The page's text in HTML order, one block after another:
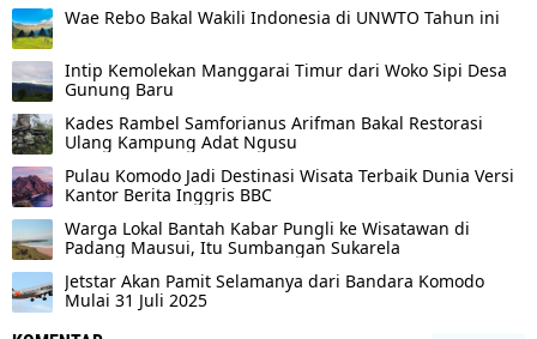
Wae Rebo Bakal Wakili Indonesia di UNWTO Tahun ini
Intip Kemolekan Manggarai Timur dari Woko Sipi Desa
Gunung Baru
Kades Rambel Samforianus Arifman Bakal Restorasi
Ulang Kampung Adat Ngusu
Pulau Komodo Jadi Destinasi Wisata Terbaik Dunia Versi
Kantor Berita Inggris BBC
Warga Lokal Bantah Kabar Pungli ke Wisatawan di
Padang Mausui, Itu Sumbangan Sukarela
Jetstar Akan Pamit Selamanya dari Bandara Komodo
Mulai 31 Juli 2025